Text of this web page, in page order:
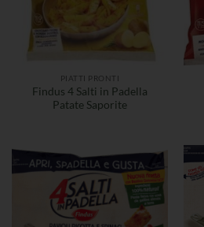
PIATTI PRONTI
Findus 4 Salti in Padella
Patate Saporite